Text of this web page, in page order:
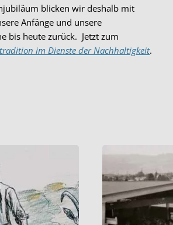
blicken wir deshalb mit
Anfänge und unsere
bis heute zurück. Jetzt zum
im Dienste der Nachhaltigkeit.